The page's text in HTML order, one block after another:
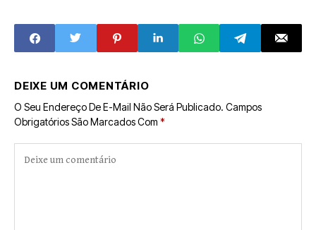
previsão.
DEIXE UM COMENTÁRIO
O Seu Endereço De E-Mail Não Será Publicado. Campos
Obrigatórios São Marcados Com *